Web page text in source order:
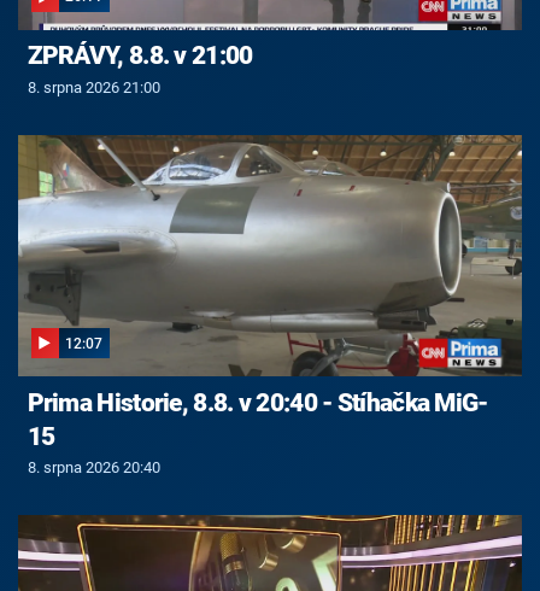
ZPRÁVY, 8.8. v 21:00
8. srpna 2026 21:00
12:07
Prima Historie, 8.8. v 20:40 - Stíhačka MiG-
15
8. srpna 2026 20:40